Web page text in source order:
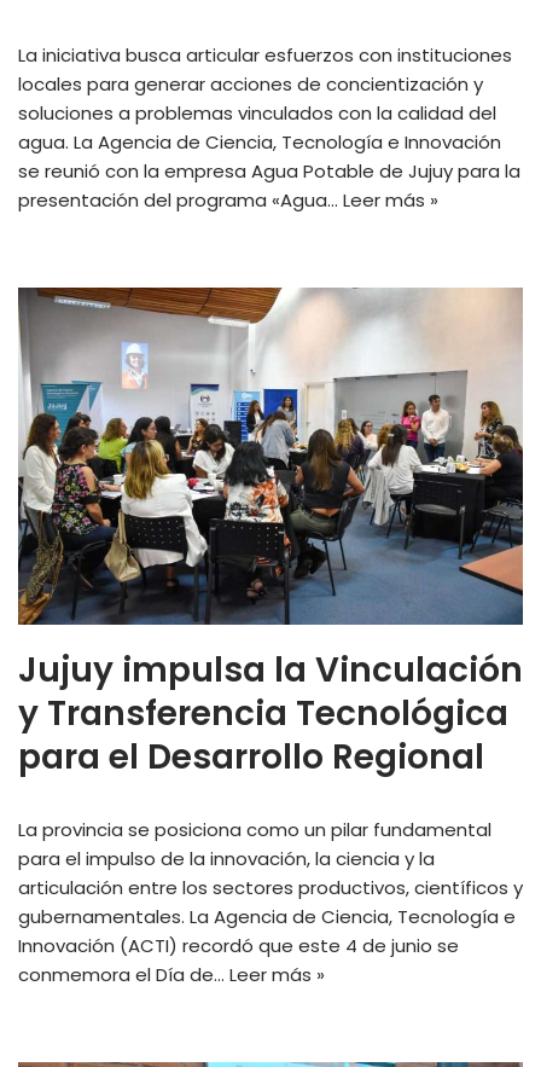
La iniciativa busca articular esfuerzos con instituciones
locales para generar acciones de concientización y
soluciones a problemas vinculados con la calidad del
agua. La Agencia de Ciencia, Tecnología e Innovación
se reunió con la empresa Agua Potable de Jujuy para la
presentación del programa «Agua… Leer más »
Jujuy impulsa la Vinculación
y Transferencia Tecnológica
para el Desarrollo Regional
La provincia se posiciona como un pilar fundamental
para el impulso de la innovación, la ciencia y la
articulación entre los sectores productivos, científicos y
gubernamentales. La Agencia de Ciencia, Tecnología e
Innovación (ACTI) recordó que este 4 de junio se
conmemora el Día de… Leer más »